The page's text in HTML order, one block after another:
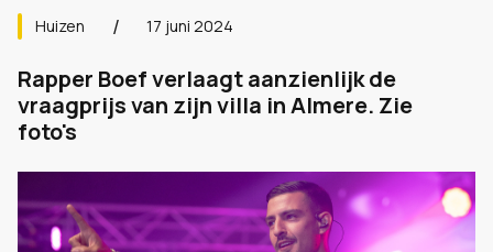
Huizen 17 juni 2024
Rapper Boef verlaagt aanzienlijk de
vraagprijs van zijn villa in Almere. Zie
foto's